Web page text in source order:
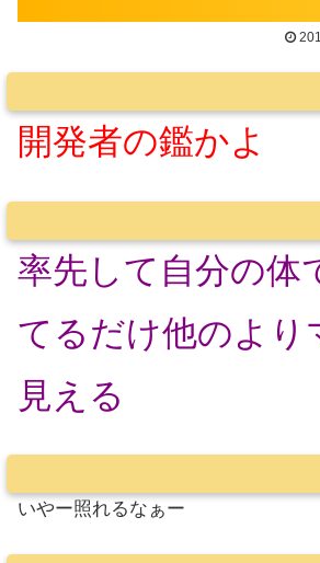
開発者の鑑かよ
率先して自分の体
てるだけ他のより
見える
いやー照れるなぁー